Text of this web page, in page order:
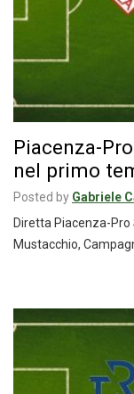
Piacenza-
nel primo
Posted by Gabriele
Diretta Piacenza-Pro
Mustacchio,